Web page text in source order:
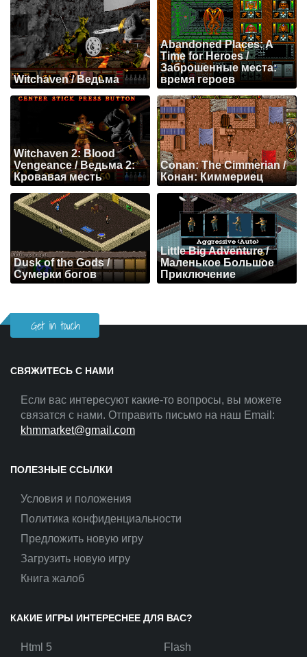
Witchaven / Ведьма
Abandoned Places: A
Time for Heroes /
Заброшенные места:
время героев
Witchaven 2: Blood
Vengeance / Ведьма 2:
Кровавая месть
Conan: The Cimmerian /
Конан: Киммериец
Dusk of the Gods /
Сумерки богов
Little Big Adventure /
Маленькое Большое
Приключение
Get in touch
СВЯЖИТЕСЬ С НАМИ
Если вас интересуют какие-то вопросы, вы можете
связатся с нами. Отправить письмо на наш Email:
khmmarket@gmail.com
ПОЛЕЗНЫЕ ССЫЛКИ
Условия и положения
Политика конфиденциальности
Предложить новую игру
Загрузить новую игру
Книга жалоб
КАКИЕ ИГРЫ ИНТЕРЕСНЕЕ ДЛЯ ВАС?
Html 5
Flash